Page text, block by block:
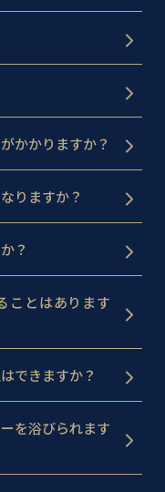
かかりますか？
りますか？
？
ことはあります
できますか？
を浴びられます